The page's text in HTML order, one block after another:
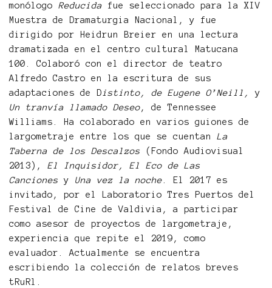
monólogo Reducida fue seleccionado para la XIV
Muestra de Dramaturgia Nacional, y fue
dirigido por Heidrun Breier en una lectura
dramatizada en el centro cultural Matucana
100. Colaboró con el director de teatro
Alfredo Castro en la escritura de sus
adaptaciones de D istinto, de Eugene O’Neill, y
Un tranvía llamado Deseo, de Tennessee
Williams. Ha colaborado en varios guiones de
largometraje entre los que se cuentan La
Taberna de los Descalzos (Fondo Audiovisual
2013), El Inquisidor, El Eco de Las
Canciones y Una vez la noche . El 2017 es
invitado, por el Laboratorio Tres Puertos del
Festival de Cine de Valdivia, a participar
como asesor de proyectos de largometraje,
experiencia que repite el 2019, como
evaluador. Actualmente se encuentra
escribiendo la colección de relatos breves
tRuRl.